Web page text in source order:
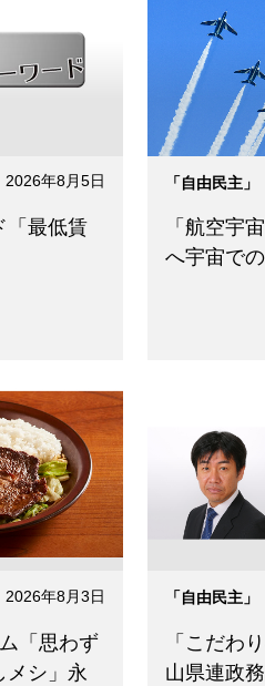
2026年8月5日
「最低賃
「自由民主」
「航空宇
へ宇宙で
2026年8月3日
「思わず
メシ」永
「自由民主」
「こだわ
山県連政